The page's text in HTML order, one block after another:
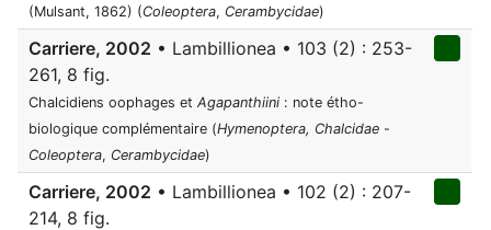
(Mulsant, 1862) (Coleoptera, Cerambycidae)
Carriere, 2002 • Lambillionea • 103 (2) : 253-
261, 8 fig.
Chalcidiens oophages et Agapanthiini : note étho-
biologique complémentaire (Hymenoptera, Chalcidae -
Coleoptera, Cerambycidae)
Carriere, 2002 • Lambillionea • 102 (2) : 207-
214, 8 fig.